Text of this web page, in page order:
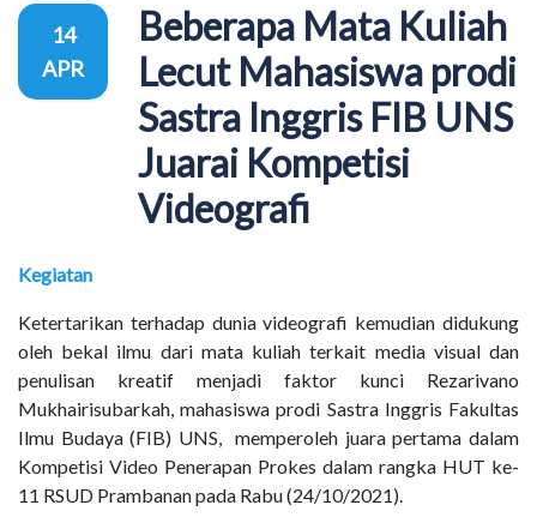
Beberapa Mata Kuliah
Lecut Mahasiswa prodi
Sastra Inggris FIB UNS
Juarai Kompetisi
Videografi
14
APR
Kegiatan
Ketertarikan terhadap dunia videografi kemudian didukung
oleh bekal ilmu dari mata kuliah terkait media visual dan
penulisan kreatif menjadi faktor kunci Rezarivano
Mukhairisubarkah, mahasiswa prodi Sastra Inggris Fakultas
Ilmu Budaya (FIB) UNS,
memperoleh juara pertama dalam
Kompetisi Video Penerapan Prokes dalam rangka HUT ke-
11 RSUD Prambanan pada Rabu (24/10/2021).